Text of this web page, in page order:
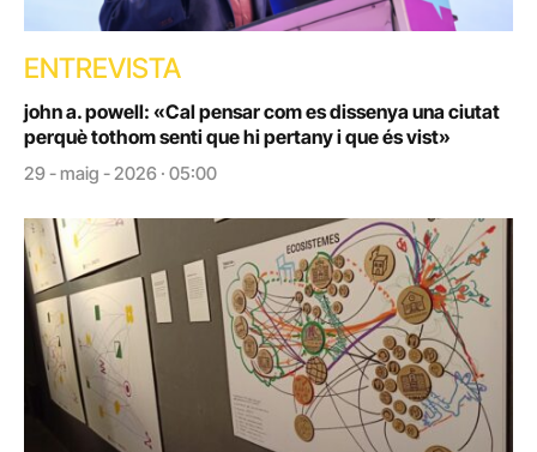
ENTREVISTA
john a. powell: «Cal pensar com es dissenya una ciutat
perquè tothom senti que hi pertany i que és vist»
29 - maig - 2026 · 05:00